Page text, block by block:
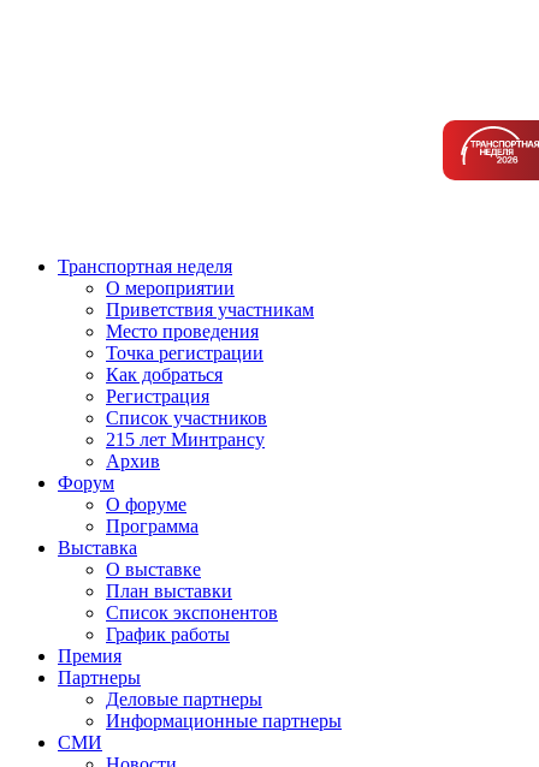
Транспортная неделя
О мероприятии
Приветствия участникам
Место проведения
Точка регистрации
Как добраться
Регистрация
Список участников
215 лет Минтрансу
Архив
Форум
О форуме
Программа
Выставка
О выставке
План выставки
Список экспонентов
График работы
Премия
Партнеры
Деловые партнеры
Информационные партнеры
СМИ